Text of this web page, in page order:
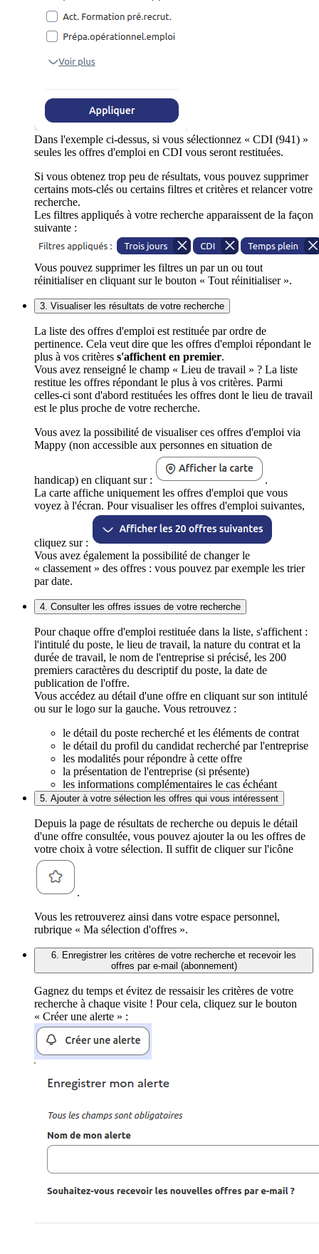
Dans l'exemple ci-dessus, si vous sélectionnez « CDI (941) »
seules les offres d'emploi en CDI vous seront restituées.
Si vous obtenez trop peu de résultats, vous pouvez supprimer
certains mots-clés ou certains filtres et critères et relancer votre
recherche.
Les filtres appliqués à votre recherche apparaissent de la façon
suivante :
Vous pouvez supprimer les filtres un par un ou tout
réinitialiser en cliquant sur le bouton « Tout réinitialiser ».
3. Visualiser les résultats de votre recherche
La liste des offres d'emploi est restituée par ordre de
pertinence. Cela veut dire que les offres d'emploi répondant le
plus à vos critères s'affichent en premier.
Vous avez renseigné le champ « Lieu de travail » ? La liste
restitue les offres répondant le plus à vos critères. Parmi
celles-ci sont d'abord restituées les offres dont le lieu de travail
est le plus proche de votre recherche.
Vous avez la possibilité de visualiser ces offres d'emploi via
Mappy (non accessible aux personnes en situation de
handicap) en cliquant sur :
.
La carte affiche uniquement les offres d'emploi que vous
voyez à l'écran. Pour visualiser les offres d'emploi suivantes,
cliquez sur :
Vous avez également la possibilité de changer le
« classement » des offres : vous pouvez par exemple les trier
par date.
4. Consulter les offres issues de votre recherche
Pour chaque offre d'emploi restituée dans la liste, s'affichent :
l'intitulé du poste, le lieu de travail, la nature du contrat et la
durée de travail, le nom de l'entreprise si précisé, les 200
premiers caractères du descriptif du poste, la date de
publication de l'offre.
Vous accédez au détail d'une offre en cliquant sur son intitulé
ou sur le logo sur la gauche. Vous retrouvez :
le détail du poste recherché et les éléments de contrat
le détail du profil du candidat recherché par l'entreprise
les modalités pour répondre à cette offre
la présentation de l'entreprise (si présente)
les informations complémentaires le cas échéant
5. Ajouter à votre sélection les offres qui vous intéressent
Depuis la page de résultats de recherche ou depuis le détail
d'une offre consultée, vous pouvez ajouter la ou les offres de
votre choix à votre sélection. Il suffit de cliquer sur l'icône
.
Vous les retrouverez ainsi dans votre espace personnel,
rubrique « Ma sélection d'offres ».
6. Enregistrer les critères de votre recherche et recevoir les
offres par e-mail (abonnement)
Gagnez du temps et évitez de ressaisir les critères de votre
recherche à chaque visite ! Pour cela, cliquez sur le bouton
« Créer une alerte » :